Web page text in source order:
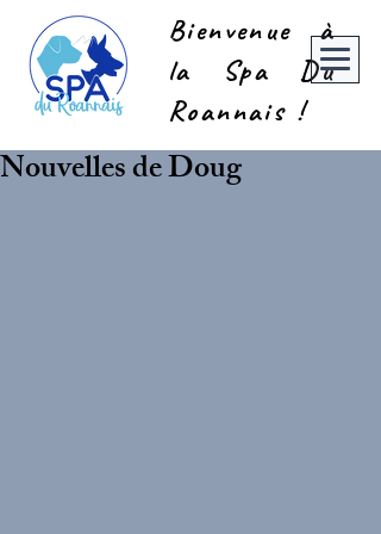
Bienvenue à
la Spa Du
Roannais !
Nouvelles de Doug